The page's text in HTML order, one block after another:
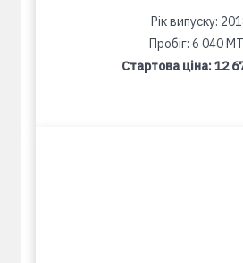
Рік випуску:
Пробіг: 6 040
Стартова ціна:12